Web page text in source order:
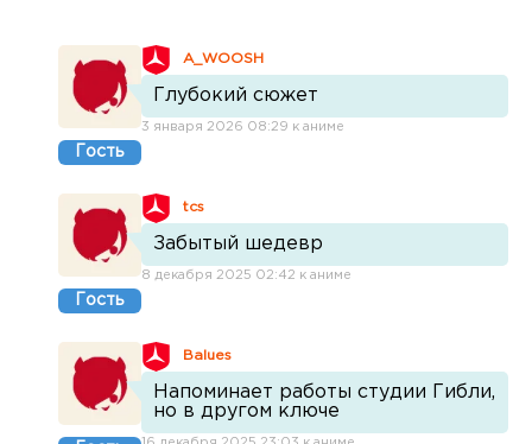
Гость
A_WOOSH
Глубокий сюжет
3 января 2026 08:29 к аниме
Гость
tcs
Забытый шедевр
8 декабря 2025 02:42 к аниме
Balues
Напоминает работы студии Гибли,
но в другом ключе